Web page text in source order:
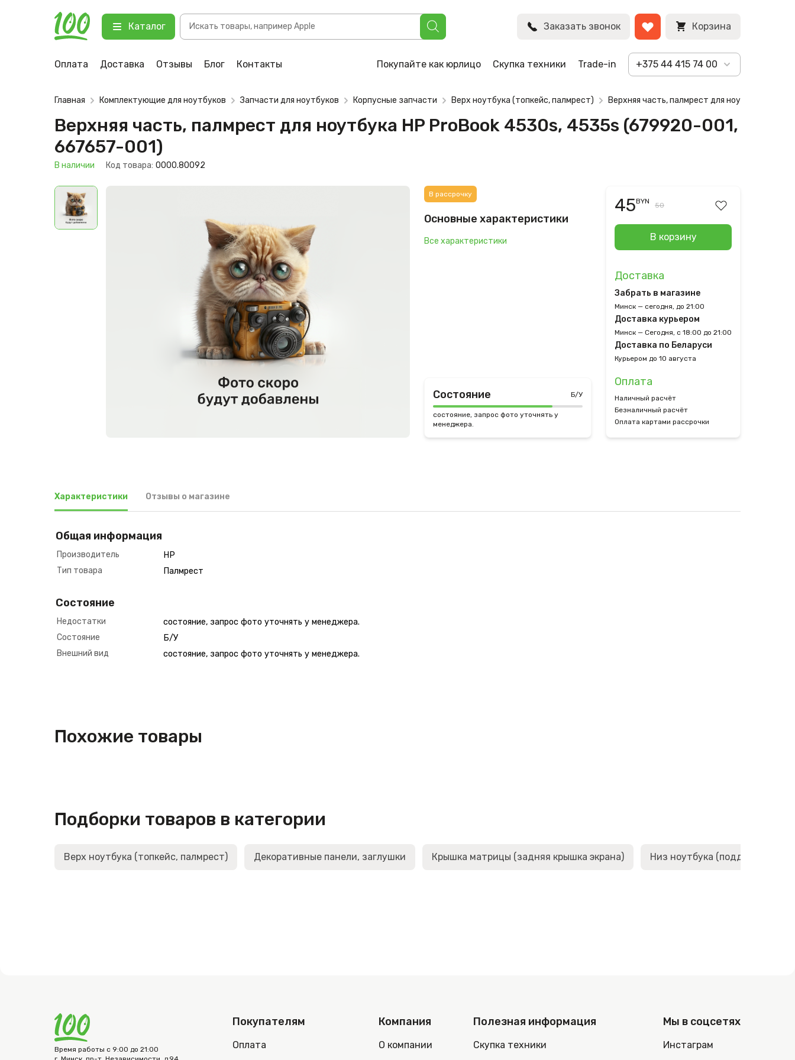
Каталог
Поиск
товаров
Заказать звонок Корзина
Оплата Доставка Отзывы Блог Контакты Покупайте как юрлицо Скупка техники Trade-in +375 44 415 74 00
Верхняя часть, палмрест для ноутбука HP ProBook 4530s, 4535s (679920-001, 667657-001)
123 В наличии
BYN
Главная Комплектующие для ноутбуков Запчасти для ноутбуков Корпусные запчасти Верх ноутбука (топкейс, палмрест) Верхняя часть, палмрест для ноутбука HP
Верхняя часть, палмрест для ноутбука HP ProBook 4530s, 4535s (679920-001,
667657-001)
В наличии Код товара: 0000.80092
В рассрочку
Основные характеристики
Все характеристики
Состояние Б/У
состояние, запрос фото уточнять у
менеджера.
45BYN 50
В корзину
Доставка
Забрать в магазине
Минск — сегодня, до 21:00
Доставка курьером
Минск — Сегодня, с 18:00 до 21:00
Доставка по Беларуси
Курьером до 10 августа
Оплата
Наличный расчёт
Безналичный расчёт
Оплата картами рассрочки
Характеристики Отзывы о магазине
Общая информация
Производитель
HP
Тип товара
Палмрест
Состояние
Недостатки
состояние, запрос фото уточнять у менеджера.
Состояние
Б/У
Внешний вид
состояние, запрос фото уточнять у менеджера.
Похожие товары
Подборки товаров в категории
Верх ноутбука (топкейс, палмрест) Декоративные панели, заглушки Крышка матрицы (задняя крышка экрана) Низ ноутбука (поддон,
Время работы с 9:00 до 21:00
Покупателям
Оплата
Компания
О компании
Полезная информация
Скупка техники
Мы в соцсетях
Инстаграм